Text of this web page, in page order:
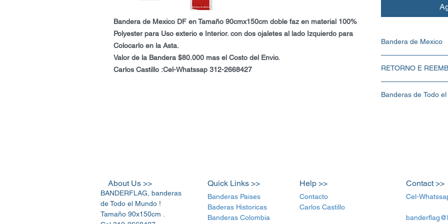
Bandera de Mexico DF en Tamaño 90cmx150cm doble faz en material 100%
Polyester para Uso exterio e Interior. con dos ojaletes al lado Izquierdo para
Colocarlo en la Asta.
Valor de la Bandera $80.000 mas el Costo del Envio.
Carlos Castillo :Cel-Whatssap 312-2668427
Bandera de Mexico
material 100%
Carlos Castillo :Cel-
RETORNO E
seus clientes saibam o
Banderas de Todo
About Us >>
BANDERFLAG, banderas
de Todo el Mundo !
Tamaño 90x150cm .
Quick Links >>
Banderas Paises
Baderas Historicas
Banderas Colombia
Help >>
Contacto
Carlos Castillo
Contact >>
Cel-